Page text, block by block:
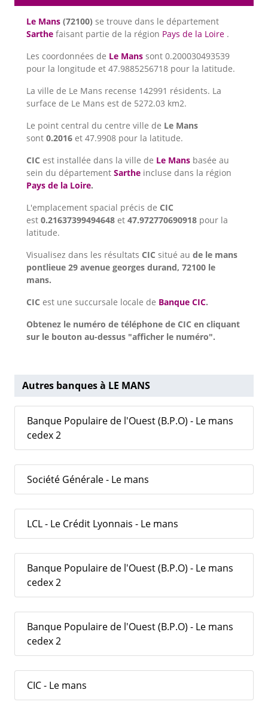
Le Mans (72100) se trouve dans le département
Sarthe faisant partie de la région Pays de la Loire .
Les coordonnées de Le Mans sont 0.200030493539
pour la longitude et 47.9885256718 pour la latitude.
La ville de Le Mans recense 142991 résidents. La
surface de Le Mans est de 5272.03 km2.
Le point central du centre ville de Le Mans
sont 0.2016 et 47.9908 pour la latitude.
CIC est installée dans la ville de Le Mans basée au
sein du département Sarthe incluse dans la région
Pays de la Loire.
L'emplacement spacial précis de CIC
est 0.21637399494648 et 47.972770690918 pour la
latitude.
Visualisez dans les résultats CIC situé au de le mans
pontlieue 29 avenue georges durand, 72100 le
mans.
CIC est une succursale locale de Banque CIC.
Obtenez le numéro de téléphone de CIC en cliquant
sur le bouton au-dessus "afficher le numéro".
Autres banques à LE MANS
Banque Populaire de l'Ouest (B.P.O) - Le mans
cedex 2
Société Générale - Le mans
LCL - Le Crédit Lyonnais - Le mans
Banque Populaire de l'Ouest (B.P.O) - Le mans
cedex 2
Banque Populaire de l'Ouest (B.P.O) - Le mans
cedex 2
CIC - Le mans